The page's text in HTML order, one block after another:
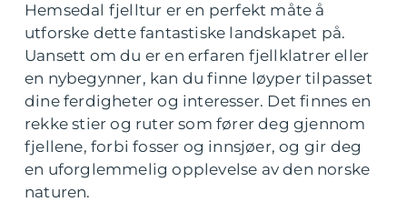
Hemsedal fjelltur er en perfekt måte å
utforske dette fantastiske landskapet på.
Uansett om du er en erfaren fjellklatrer eller
en nybegynner, kan du finne løyper tilpasset
dine ferdigheter og interesser. Det finnes en
rekke stier og ruter som fører deg gjennom
fjellene, forbi fosser og innsjøer, og gir deg
en uforglemmelig opplevelse av den norske
naturen.